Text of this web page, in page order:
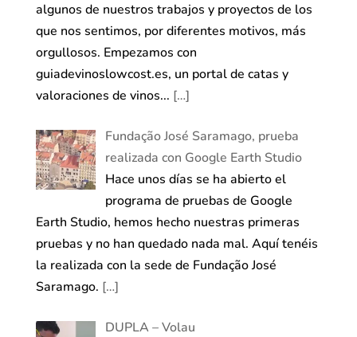
algunos de nuestros trabajos y proyectos de los
que nos sentimos, por diferentes motivos, más
orgullosos. Empezamos con
guiadevinoslowcost.es, un portal de catas y
valoraciones de vinos... […]
Fundação José Saramago, prueba
realizada con Google Earth Studio
Hace unos días se ha abierto el
programa de pruebas de Google
Earth Studio, hemos hecho nuestras primeras
pruebas y no han quedado nada mal. Aquí tenéis
la realizada con la sede de Fundação José
Saramago. […]
DUPLA – Volau